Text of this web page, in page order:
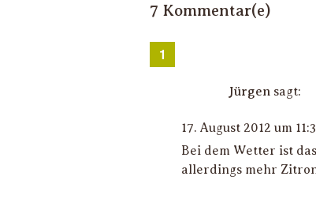
7 Kommentar(e)
Jürgen sagt:
17. August 2012 um
Bei dem Wetter ist
allerdings mehr